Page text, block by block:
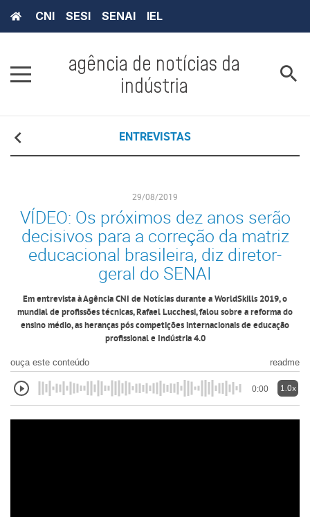
CNI SESI SENAI IEL
agência de notícias da
indústria
ENTREVISTAS
29/08/2019
VÍDEO: Os próximos dez anos serão
decisivos para a correção da matriz
educacional brasileira, diz diretor-
geral do SENAI
Em entrevista à Agência CNI de Notícias durante a WorldSkills 2019, o
mundial de profissões técnicas, Rafael Lucchesi, falou sobre a reforma do
ensino médio, as heranças pós competições internacionais de educação
profissional e Indústria 4.0
ouça este conteúdo readme
0:00 1.0x